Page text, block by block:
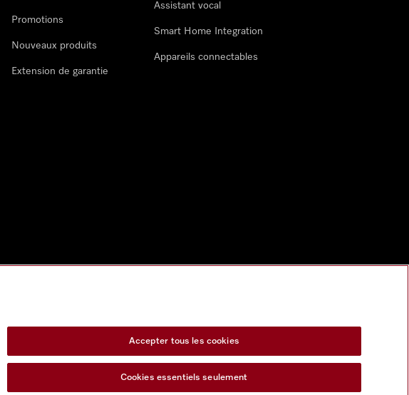
Promotions
Nouveaux produits
Extension de garantie
Assistant vocal
Smart Home Integration
Appareils connectables
Formulaire de rétractation
Accepter tous les cookies
Cookies essentiels seulement